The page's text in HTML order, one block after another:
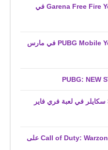
أعلى 5 قنوات في Garena Free Fire YouTube في
أعلى 5 قنوات في PUBG Mobile YouTube في مارس
تعرف على شخصية Skyler سكايلر في لعبة فري فاير
متطلبات تشغيل Call of Duty: Warzone System على